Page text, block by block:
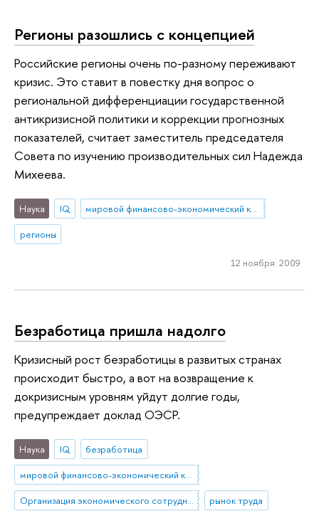
Регионы разошлись с концепцией
Российские регионы очень по-разному переживают
кризис. Это ставит в повестку дня вопрос о
региональной дифференциации государственной
антикризисной политики и коррекции прогнозных
показателей, считает заместитель председателя
Совета по изучению производительных сил Надежда
Михеева.
Наука IQ
мировой финансово-экономический кризис
регионы
12 ноября 2009
Безработица пришла надолго
Кризисный рост безработицы в развитых странах
происходит быстро, а вот на возвращение к
докризисным уровням уйдут долгие годы,
предупреждает доклад ОЭСР.
Наука IQ
безработица
мировой финансово-экономический кризис
Организация экономического сотрудничества и развития
рынок труда